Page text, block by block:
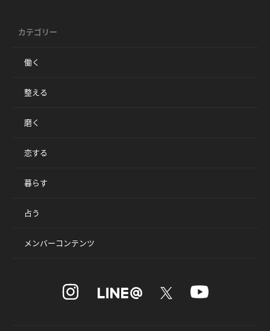
カテゴリー
働く
整える
磨く
恋する
暮らす
占う
メンバーコンテンツ